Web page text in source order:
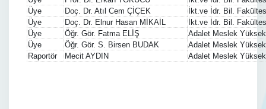
Üye
Doç. Dr. Atıl Cem ÇİÇEK
İkt.ve İdr. Bil.
Üye
Doç. Dr. Elnur Hasan MİKAİL
İkt.ve İdr. Bil.
Üye
Öğr. Gör. Fatma ELİŞ
Adalet Meslek
Üye
Öğr. Gör. S. Birsen BUDAK
Adalet Meslek
Raportör
Mecit AYDIN Adalet Meslek